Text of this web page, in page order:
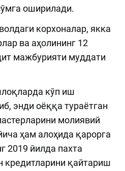
оширилади.
корхоналар, якка
ва аҳолининг 12
мажбурияти муддати
кўп иш
энди оёққа тураётган
молиявий
ҳам алоҳида қарорга
2019 йилда пахта
кредитларини қайтариш